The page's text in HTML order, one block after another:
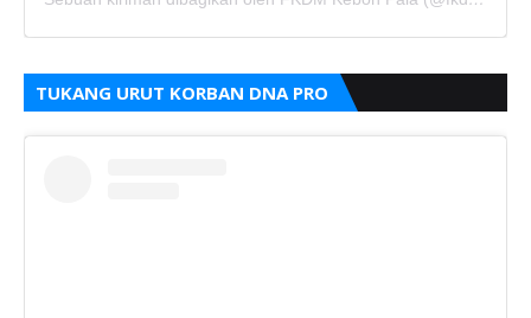
TUKANG URUT KORBAN DNA PRO